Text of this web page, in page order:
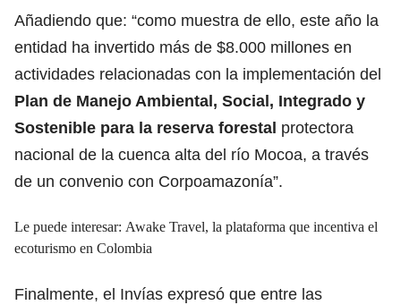
Añadiendo que: “como muestra de ello, este año la
entidad ha invertido más de $8.000 millones en
actividades relacionadas con la implementación del
Plan de Manejo Ambiental, Social, Integrado y
Sostenible para la reserva forestal protectora
nacional de la cuenca alta del río Mocoa, a través
de un convenio con Corpoamazonía”.
Le puede interesar: Awake Travel, la plataforma que incentiva el
ecoturismo en Colombia
Finalmente, el Invías expresó que entre las